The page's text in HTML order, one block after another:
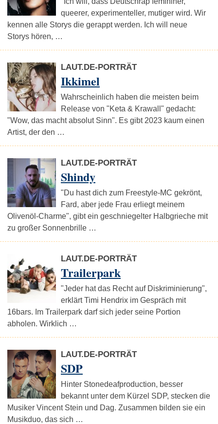
queerer, experimenteller, mutiger wird. Wir
kennen alle Storys die gerappt werden. Ich will neue
Storys hören, …
LAUT.DE-PORTRÄT
Ikkimel
Wahrscheinlich haben die meisten beim
Release von "Keta & Krawall" gedacht:
"Wow, das macht absolut Sinn". Es gibt 2023 kaum einen
Artist, der den …
LAUT.DE-PORTRÄT
Shindy
"Du hast dich zum Freestyle-MC gekrönt,
Fard, aber jede Frau erliegt meinem
Olivenöl-Charme", gibt ein geschniegelter Halbgrieche mit
zu großer Sonnenbrille …
LAUT.DE-PORTRÄT
Trailerpark
"Jeder hat das Recht auf Diskriminierung",
erklärt Timi Hendrix im Gespräch mit
16bars. Im Trailerpark darf sich jeder seine Portion
abholen. Wirklich …
LAUT.DE-PORTRÄT
SDP
Hinter Stonedeafproduction, besser
bekannt unter dem Kürzel SDP, stecken die
Musiker Vincent Stein und Dag. Zusammen bilden sie ein
Musikduo, das sich …